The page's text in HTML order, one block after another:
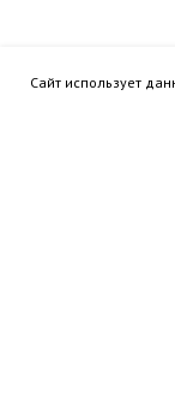
Сайт использует